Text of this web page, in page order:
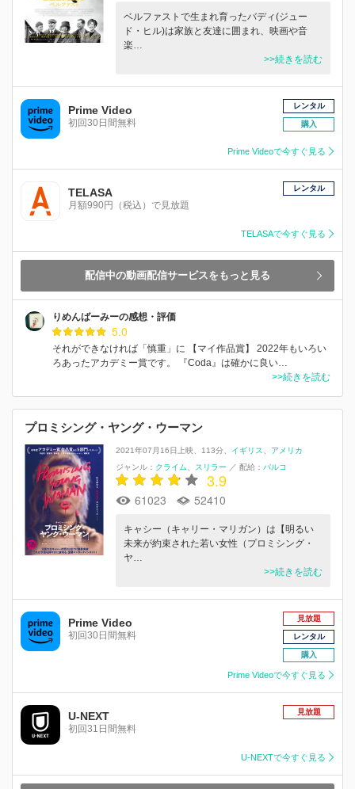
ベルファストで生まれ育ったバディ(ジュー
ド・ヒル)は家族と友達に囲まれ、映画や音
楽…
>>続きを読む
Prime Video
初回30日間無料
レンタル
購入
Prime Videoで今すぐ見る
TELASA
月額990円（税込）で見放題
レンタル
TELASAで今すぐ見る
配信中の動画配信サービスをもっと見る
りめんばーみーの感想・評価
5.0
それができなければ「慎重」に 【マイ作品賞】 2022年もいろい
ろあったアカデミー賞です。 『Coda』は確かに良い…
>>続きを読む
プロミシング・ヤング・ウーマン
2021年07月16日上映 113分 イギリス
アメリカ
ジャンル： クライム スリラー ／ 配給： パルコ
3.9
61023 52410
キャシー（キャリー・マリガン）は【明るい
未来が約束された若い女性（プロミシング・
ヤ…
>>続きを読む
Prime Video
初回30日間無料
見放題
レンタル
購入
Prime Videoで今すぐ見る
U-NEXT
初回31日間無料
見放題
U-NEXTで今すぐ見る